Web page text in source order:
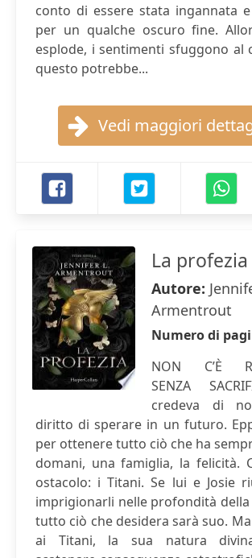
conto di essere stata ingannata
per un qualche oscuro fine.
esplode, i sentimenti sfuggono al
questo potrebbe...
Vedi maggiori
La profezia
Autore:
Armentrout
Numero di
NON C’È
SENZA
credeva di
diritto di sperare in un futuro.
per ottenere tutto ciò che ha
domani, una famiglia, la felicità.
ostacolo: i Titani. Se lui e Josie
imprigionarli nelle profondità
tutto ciò che desidera sarà suo. Ma
ai Titani, la sua natura